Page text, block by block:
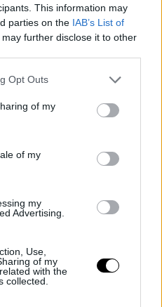
This information may
parties on the IAB’s List of
may further disclose it to other
uses one or more Google
behaviour. You may click to
and its third-party tags to
purposes in below Google
Opt Outs
of my
of my
my
Advertising.
Use,
of my
with the
collected.